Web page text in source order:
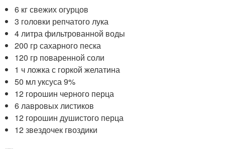
6 кг свежих огурцов
3 головки репчатого лука
4 литра фильтрованной воды
200 гр сахарного песка
120 гр поваренной соли
1 ч ложка с горкой желатина
50 мл уксуса 9%
12 горошин черного перца
6 лавровых листиков
12 горошин душистого перца
12 звездочек гвоздики